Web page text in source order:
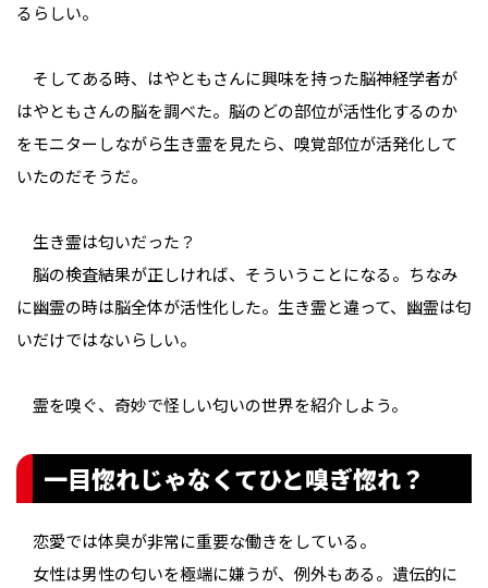
るらしい。
そしてある時、はやともさんに興味を持った脳神経学者が
はやともさんの脳を調べた。脳のどの部位が活性化するのか
をモニターしながら生き霊を見たら、嗅覚部位が活発化して
いたのだそうだ。
生き霊は匂いだった？
脳の検査結果が正しければ、そういうことになる。ちなみ
に幽霊の時は脳全体が活性化した。生き霊と違って、幽霊は匂
いだけではないらしい。
霊を嗅ぐ、奇妙で怪しい匂いの世界を紹介しよう。
一目惚れじゃなくてひと嗅ぎ惚れ？
恋愛では体臭が非常に重要な働きをしている。
女性は男性の匂いを極端に嫌うが、例外もある。遺伝的に